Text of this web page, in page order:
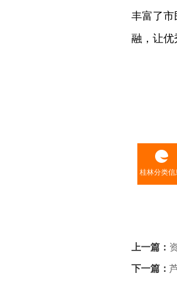
丰富了市
融，让优
桂林分类信
上一篇：
下一篇：